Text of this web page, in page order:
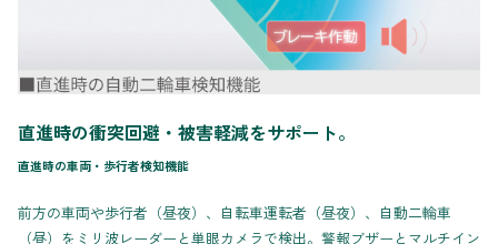
直進時の衝突回避・被害軽減をサポート。
直進時の車両・歩行者検知機能
前方の車両や歩行者（昼夜）、自転車運転者（昼夜）、自動二輪車
（昼）をミリ波レーダーと単眼カメラで検出。警報ブザーとマルチイン